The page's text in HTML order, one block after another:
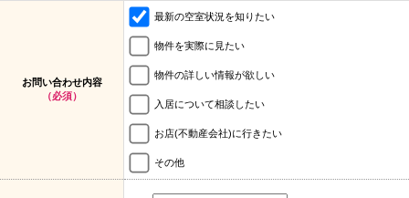
お問い合わせ内容
（必須）
最新の空室状況を知りたい
物件を実際に見たい
物件の詳しい情報が欲しい
入居について相談したい
お店(不動産会社)に行きたい
その他